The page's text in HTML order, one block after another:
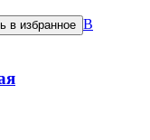
в избранное В